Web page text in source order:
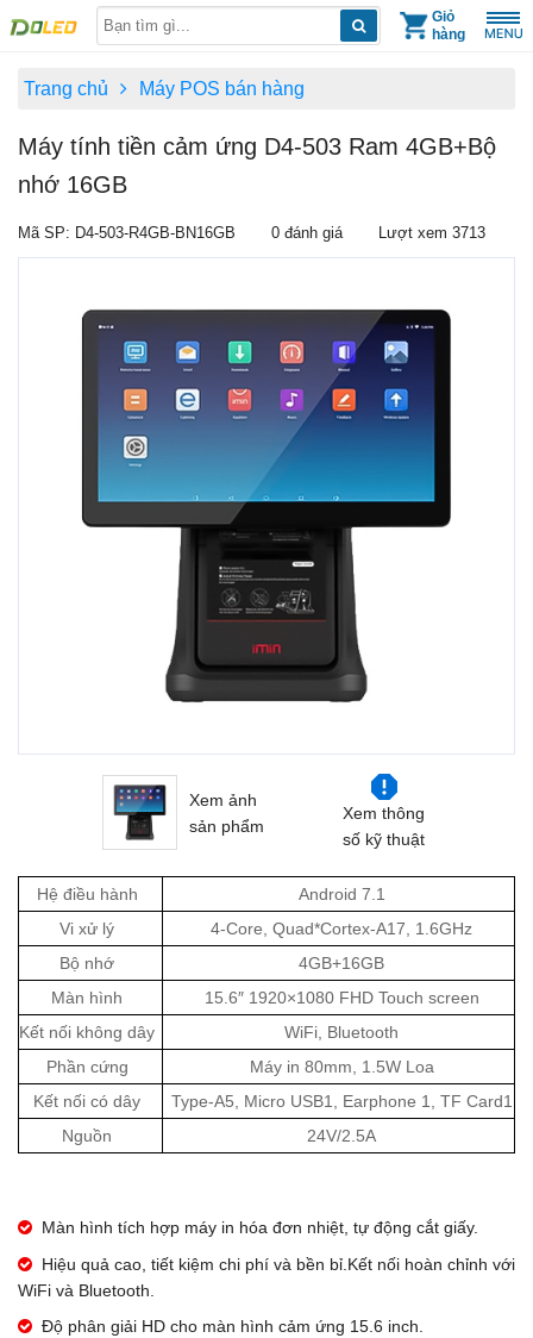
Giỏ
hàng
Trang chủ Máy POS bán hàng
Máy tính tiền cảm ứng D4-503 Ram 4GB+Bộ
nhớ 16GB
Mã SP: D4-503-R4GB-BN16GB 0 đánh giá Lượt xem 3713
Xem ảnh
sản phẩm
Xem thông
số kỹ thuật
Hệ điều hành
Android 7.1
Vi xử lý
4-Core, Quad*Cortex-A17, 1.6GHz
Bộ nhớ
4GB+16GB
Màn hình
15.6″ 1920×1080 FHD Touch screen
Kết nối không dây
WiFi, Bluetooth
Phần cứng
Máy in 80mm, 1.5W Loa
Kết nối có dây
Type-A5, Micro USB1, Earphone 1, TF Card1
Nguồn
24V/2.5A
Màn hình tích hợp máy in hóa đơn nhiệt, tự động cắt giấy.
Hiệu quả cao, tiết kiệm chi phí và bền bỉ.Kết nối hoàn chỉnh với
WiFi và Bluetooth.
Độ phân giải HD cho màn hình cảm ứng 15.6 inch.